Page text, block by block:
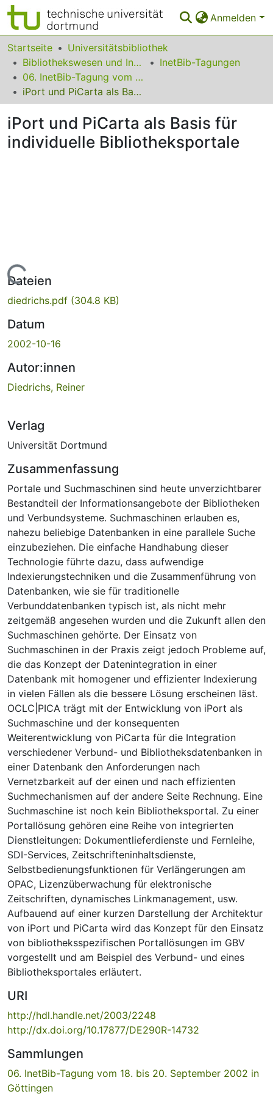
Anmelden
Bereiche & Sammlungen
Das gesamte Repositorium
Statistiken
FAQ
Leitlinien
Startseite
Universitätsbibliothek
Bibliothekswesen und Information
InetBib-Tagungen
06. InetBib-Tagung vom 18. bis 20. September 2002 in Göttingen
iPort und PiCarta als Basis für individuelle Bibliotheksportale
iPort und PiCarta als Basis für
individuelle Bibliotheksportale
Lade...
Dateien
diedrichs.pdf (304.8 KB)
Datum
2002-10-16
Autor:innen
Diedrichs, Reiner
Verlag
Universität Dortmund
Zusammenfassung
Portale und Suchmaschinen sind heute unverzichtbarer
Bestandteil der Informationsangebote der Bibliotheken
und Verbundsysteme. Suchmaschinen erlauben es,
nahezu beliebige Datenbanken in eine parallele Suche
einzubeziehen. Die einfache Handhabung dieser
Technologie führte dazu, dass aufwendige
Indexierungstechniken und die Zusammenführung von
Datenbanken, wie sie für traditionelle
Verbunddatenbanken typisch ist, als nicht mehr
zeitgemäß angesehen wurden und die Zukunft allen den
Suchmaschinen gehörte. Der Einsatz von
Suchmaschinen in der Praxis zeigt jedoch Probleme auf,
die das Konzept der Datenintegration in einer
Datenbank mit homogener und effizienter Indexierung
in vielen Fällen als die bessere Lösung erscheinen läst.
OCLC|PICA trägt mit der Entwicklung von iPort als
Suchmaschine und der konsequenten
Weiterentwicklung von PiCarta für die Integration
verschiedener Verbund- und Bibliotheksdatenbanken in
einer Datenbank den Anforderungen nach
Vernetzbarkeit auf der einen und nach effizienten
Suchmechanismen auf der andere Seite Rechnung. Eine
Suchmaschine ist noch kein Bibliotheksportal. Zu einer
Portallösung gehören eine Reihe von integrierten
Dienstleitungen: Dokumentlieferdienste und Fernleihe,
SDI-Services, Zeitschrifteninhaltsdienste,
Selbstbedienungsfunktionen für Verlängerungen am
OPAC, Lizenzüberwachung für elektronische
Zeitschriften, dynamisches Linkmanagement, usw.
Aufbauend auf einer kurzen Darstellung der Architektur
von iPort und PiCarta wird das Konzept für den Einsatz
von bibliotheksspezifischen Portallösungen im GBV
vorgestellt und am Beispiel des Verbund- und eines
Bibliotheksportales erläutert.
URI
http://hdl.handle.net/2003/2248
http://dx.doi.org/10.17877/DE290R-14732
Sammlungen
06. InetBib-Tagung vom 18. bis 20. September 2002 in
Göttingen